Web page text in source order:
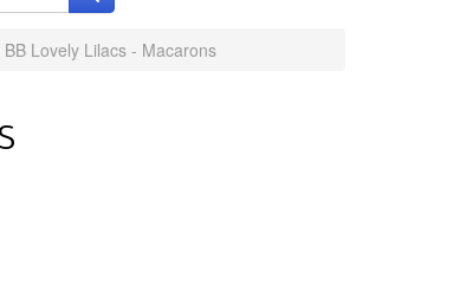
BB Lovely Lilacs - Macarons